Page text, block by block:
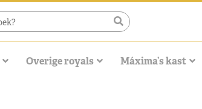
Overige royals Máxima’s kast